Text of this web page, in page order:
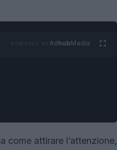
AdhubMedia
come attirare l’attenzione,